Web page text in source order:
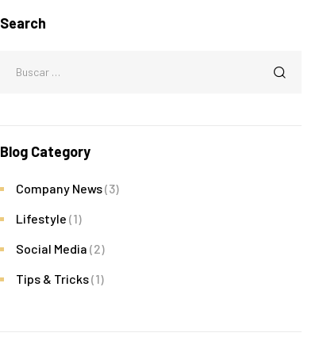
Search
Blog Category
Company News(3)
Lifestyle (1)
Social Media (2)
Tips & Tricks(1)